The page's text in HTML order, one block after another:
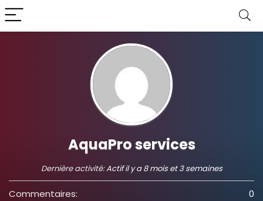
AquaPro services
Dernière activité:Actif il y a 8 mois et 3 semaines
Commentaires:
0